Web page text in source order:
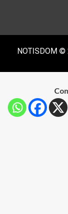
NOTISDOM